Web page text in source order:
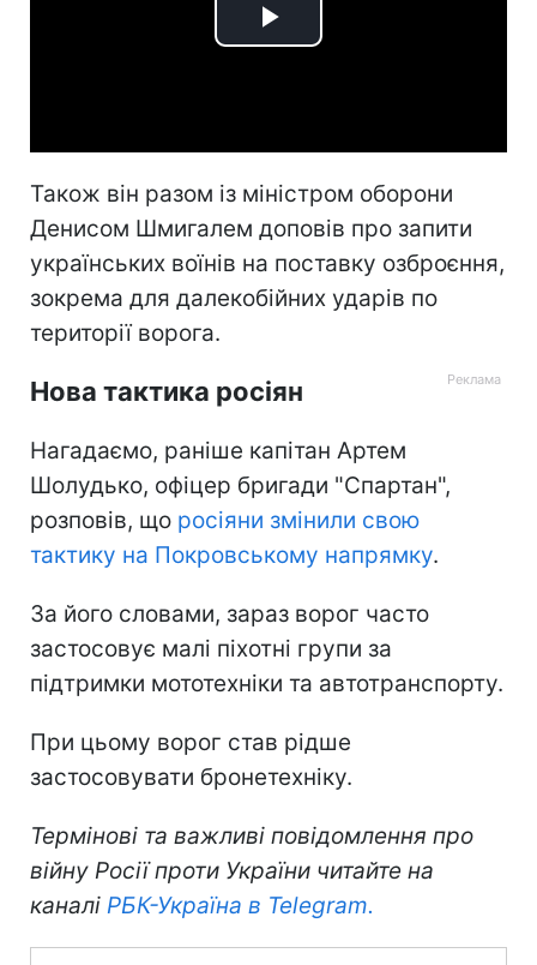
Play
Також він разом із міністром оборони
Денисом Шмигалем доповів про запити
українських воїнів на поставку озброєння,
зокрема для далекобійних ударів по
території ворога.
Нова тактика росіян
Нагадаємо, раніше капітан Артем
Шолудько, офіцер бригади "Спартан",
розповів, що росіяни змінили свою
тактику на Покровському напрямку.
За його словами, зараз ворог часто
застосовує малі піхотні групи за
підтримки мототехніки та автотранспорту.
При цьому ворог став рідше
застосовувати бронетехніку.
Термінові та важливі повідомлення про
війну Росії проти України читайте на
каналі РБК-Україна в Telegram.